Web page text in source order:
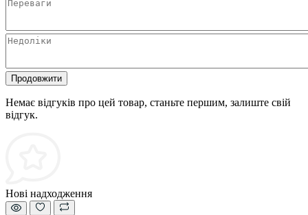
Продовжити
Немає відгуків про цей товар, станьте першим, залиште свій
відгук.
Нові надходження